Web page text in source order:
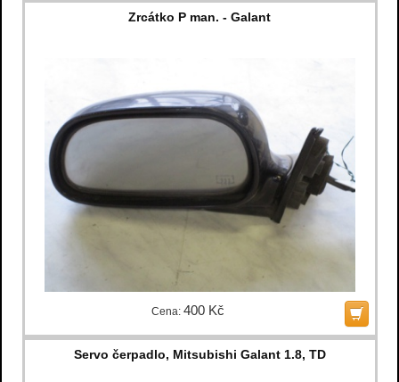
Zrcátko P man. - Galant
Cena: 400 Kč
Servo čerpadlo, Mitsubishi Galant 1.8, TD